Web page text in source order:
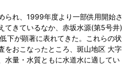
れ、1999年度より一部供用開始さ
てきているなか、赤坂水源(第5号井)
下が顕著に表れてきた。これらの状
をおこなったところ、斑山地区 大字
水量・水質ともに水道水に適してい